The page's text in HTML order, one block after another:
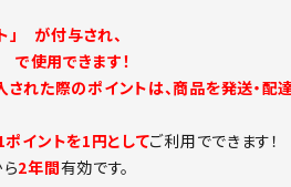
が付与され、
使用できます！
れた際のポイントは、商品を発送・配
ポイントを1円としてご利用でできます！
2年間有効です。